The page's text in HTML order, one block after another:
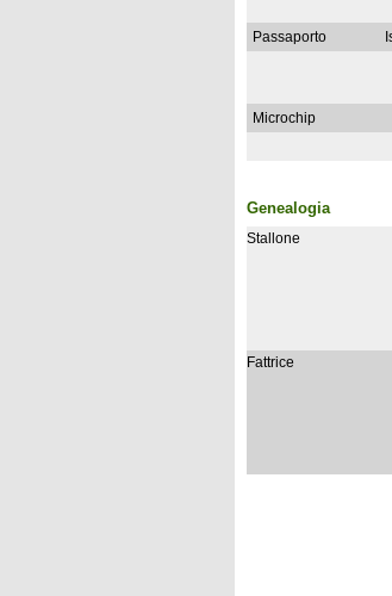
Passaporto
Microchip
Genealogia
Stallone
Fattrice